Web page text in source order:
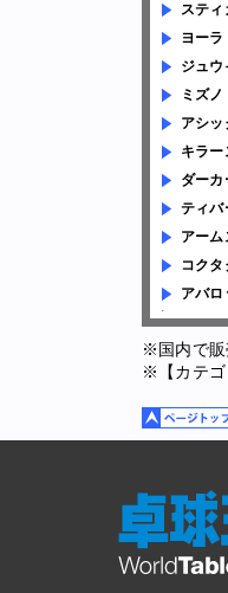
スティ
ヨーラ
ジュウ
ミズノ
アシッ
キラー
ダーカ
ティバ
アーム
コクタ
アバロ
※国内で販
※【カテゴ